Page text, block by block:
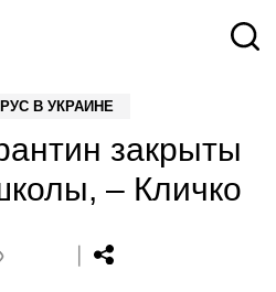
В УКРАИНЕ
закрыты
– Кличко